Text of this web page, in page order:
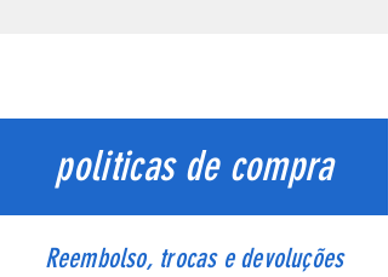
politicas de compra
Reembolso, trocas e devoluções